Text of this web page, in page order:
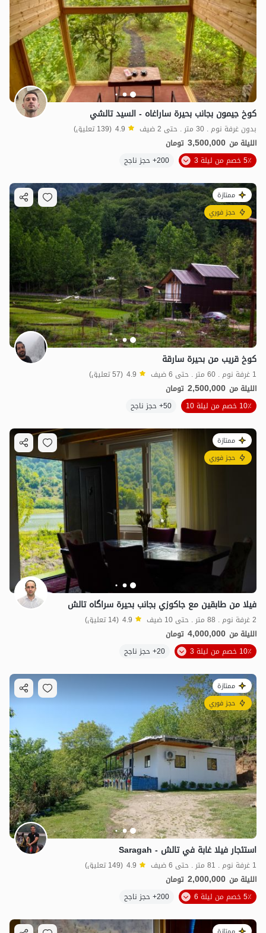
3مليون ت 4.9
كوخ جيمون بجانب بحيرة ساراغاه - السيد تالشي
بدون غرفة نوم . 30 متر . حتى 2 ضيف 4.9 (139 تعليق)
الليلة من 3,500,000 تومان
5٪ خصم من ليلة 3
200+ حجز ناجح
ممتازة
حجز فوري
كوخ قريب من بحيرة سارقة
1 غرفة نوم . 60 متر . حتى 6 ضيف 4.9 (57 تعليق)
الليلة من 2,500,000 تومان
10٪ خصم من ليلة 10
50+ حجز ناجح
ممتازة
حجز فوري
فيلا من طابقين مع جاكوزي بجانب بحيرة سراگاه تالش
2 غرفة نوم . 88 متر . حتى 10 ضيف 4.9 (14 تعليق)
الليلة من 4,000,000 تومان
10٪ خصم من ليلة 3
20+ حجز ناجح
ممتازة
حجز فوري
استئجار فيلا غابة في تالش - Saragah
1 غرفة نوم . 81 متر . حتى 6 ضيف 4.9 (149 تعليق)
الليلة من 2,000,000 تومان
5٪ خصم من ليلة 6
200+ حجز ناجح